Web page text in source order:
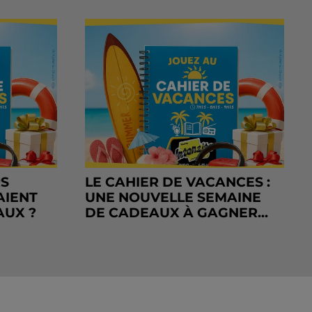
?
LE CAHIER DE VACANCES :
UNE NOUVELLE SEMAINE
DE CADEAUX À GAGNER...